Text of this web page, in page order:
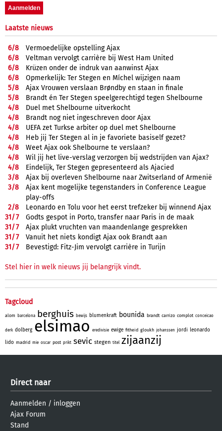
Laatste nieuws
6/8
Vermoedelijke opstelling Ajax
6/8
Veltman vervolgt carrière bij West Ham United
6/8
Krüzen onder de indruk van aanwinst Ajax
6/8
Opmerkelijk: Ter Stegen en Míchel wijzigen naam
5/8
Ajax Vrouwen verslaan Brøndby en staan in finale
5/8
Brandt én Ter Stegen speelgerechtigd tegen Shelbourne
4/8
Duel met Shelbourne uitverkocht
4/8
Brandt nog niet ingeschreven door Ajax
4/8
UEFA zet Turkse arbiter op duel met Shelbourne
4/8
Heb jij Ter Stegen al in je favoriete basiself gezet?
4/8
Weet Ajax ook Shelbourne te verslaan?
4/8
Wil jij het live-verslag verzorgen bij wedstrijden van Ajax?
4/8
Eindelijk, Ter Stegen gepresenteerd als Ajacied
3/8
Ajax bij overleven Shelbourne naar Zwitserland of Armenië
3/8
Ajax kent mogelijke tegenstanders in Conference League
play-offs
2/8
Leonardo en Tolu voor het eerst trefzeker bij winnend Ajax
31/7
Godts gespot in Porto, transfer naar Paris in de maak
31/7
Ajax plukt vruchten van maandenlange gesprekken
31/7
Vanuit het niets kondigt Ajax ook Brandt aan
31/7 Bevestigd: Fitz-Jim vervolgt carrière in Turijn
Stel hier in welk nieuws jij belangrijk vindt.
Tagcloud
alom barcelona berghuis bewijs blumenkraft bounida brandt carrizo complot conceicao
derk dolberg elsimao eredivisie ewige fitheid gloukh johanssen jordi leonardo
lido madrid mie oscar post prikt sevic stegen titel zijaanzij
Direct naar
Aanmelden / inloggen
Ajax Forum
Stand